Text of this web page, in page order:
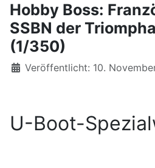
Hobby Boss:
SSBN der
(1/350)
Details
Veröffentlicht: 10.
U-Boot-